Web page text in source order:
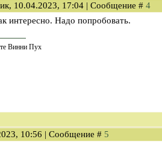
10.04.2023, 17:04 | Сообщение # 4
интересно. Надо попробовать.
Винни Пух
10:56 | Сообщение # 5